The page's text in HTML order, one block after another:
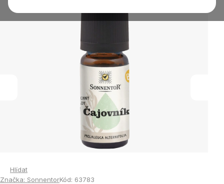
je
0,0
hvězdiček.
Hlídat
Značka: SonnentorKód: 63783